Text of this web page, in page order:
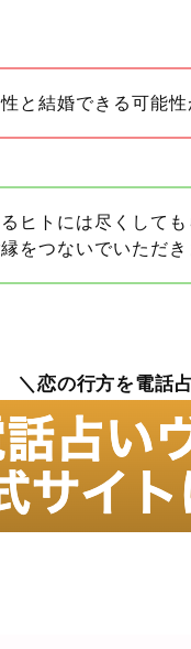
と結婚できる可能性
ヒトには尽くして
をつないでいただき
＼恋の行方を電話